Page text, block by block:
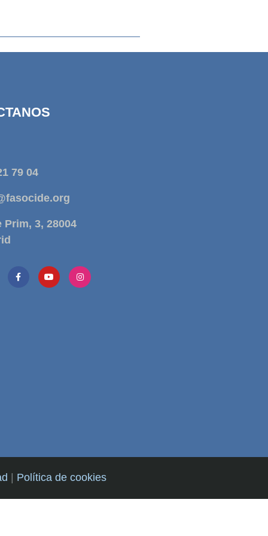
79 04
Prim, 3, 28004
Política de cookies